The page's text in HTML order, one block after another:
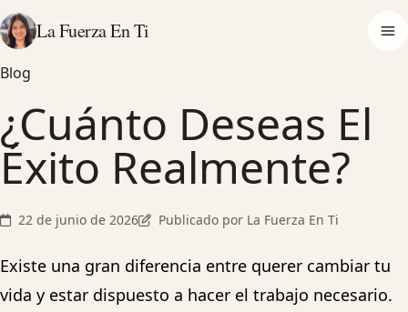
La Fuerza En Ti
Blog
¿Cuánto Deseas El
Éxito Realmente?
22 de junio de 2026 Publicado por La Fuerza En Ti
Existe una gran diferencia entre querer cambiar tu
vida y estar dispuesto a hacer el trabajo necesario.